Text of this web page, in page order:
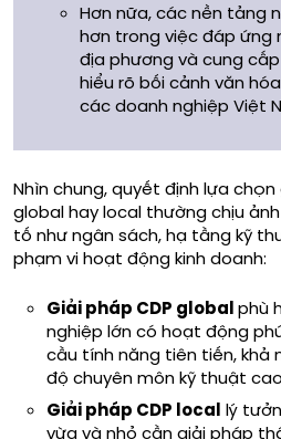
Hơn nữa, các nền tảng
hơn trong việc đáp ứng
địa phương và cung
hiểu rõ bối cảnh văn
các doanh nghiệp Việt
Nhìn chung, quyết định lựa chọn
global hay local thường chịu
tố như ngân sách, hạ tầng kỹ
phạm vi hoạt động kinh doanh:
Giải pháp CDP globalphù
nghiệp lớn có hoạt động
cầu tính năng tiên tiến, khả
độ chuyên môn kỹ thuật
Giải pháp CDP local lý
vừa và nhỏ cần giải pháp